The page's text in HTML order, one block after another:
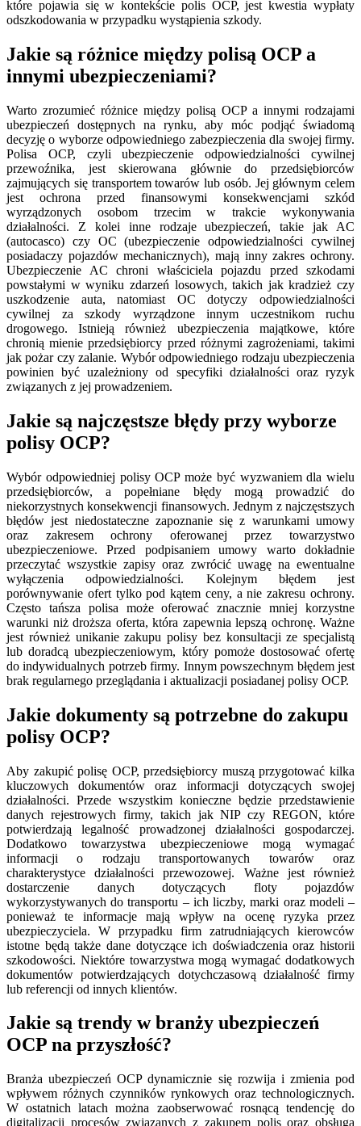
które pojawia się w kontekście polis OCP, jest kwestia wypłaty
odszkodowania w przypadku wystąpienia szkody.
Jakie są różnice między polisą OCP a
innymi ubezpieczeniami?
Warto zrozumieć różnice między polisą OCP a innymi rodzajami
ubezpieczeń dostępnych na rynku, aby móc podjąć świadomą
decyzję o wyborze odpowiedniego zabezpieczenia dla swojej firmy.
Polisa OCP, czyli ubezpieczenie odpowiedzialności cywilnej
przewoźnika, jest skierowana głównie do przedsiębiorców
zajmujących się transportem towarów lub osób. Jej głównym celem
jest ochrona przed finansowymi konsekwencjami szkód
wyrządzonych osobom trzecim w trakcie wykonywania
działalności. Z kolei inne rodzaje ubezpieczeń, takie jak AC
(autocasco) czy OC (ubezpieczenie odpowiedzialności cywilnej
posiadaczy pojazdów mechanicznych), mają inny zakres ochrony.
Ubezpieczenie AC chroni właściciela pojazdu przed szkodami
powstałymi w wyniku zdarzeń losowych, takich jak kradzież czy
uszkodzenie auta, natomiast OC dotyczy odpowiedzialności
cywilnej za szkody wyrządzone innym uczestnikom ruchu
drogowego. Istnieją również ubezpieczenia majątkowe, które
chronią mienie przedsiębiorcy przed różnymi zagrożeniami, takimi
jak pożar czy zalanie. Wybór odpowiedniego rodzaju ubezpieczenia
powinien być uzależniony od specyfiki działalności oraz ryzyk
związanych z jej prowadzeniem.
Jakie są najczęstsze błędy przy wyborze
polisy OCP?
Wybór odpowiedniej polisy OCP może być wyzwaniem dla wielu
przedsiębiorców, a popełniane błędy mogą prowadzić do
niekorzystnych konsekwencji finansowych. Jednym z najczęstszych
błędów jest niedostateczne zapoznanie się z warunkami umowy
oraz zakresem ochrony oferowanej przez towarzystwo
ubezpieczeniowe. Przed podpisaniem umowy warto dokładnie
przeczytać wszystkie zapisy oraz zwrócić uwagę na ewentualne
wyłączenia odpowiedzialności. Kolejnym błędem jest
porównywanie ofert tylko pod kątem ceny, a nie zakresu ochrony.
Często tańsza polisa może oferować znacznie mniej korzystne
warunki niż droższa oferta, która zapewnia lepszą ochronę. Ważne
jest również unikanie zakupu polisy bez konsultacji ze specjalistą
lub doradcą ubezpieczeniowym, który pomoże dostosować ofertę
do indywidualnych potrzeb firmy. Innym powszechnym błędem jest
brak regularnego przeglądania i aktualizacji posiadanej polisy OCP.
Jakie dokumenty są potrzebne do zakupu
polisy OCP?
Aby zakupić polisę OCP, przedsiębiorcy muszą przygotować kilka
kluczowych dokumentów oraz informacji dotyczących swojej
działalności. Przede wszystkim konieczne będzie przedstawienie
danych rejestrowych firmy, takich jak NIP czy REGON, które
potwierdzają legalność prowadzonej działalności gospodarczej.
Dodatkowo towarzystwa ubezpieczeniowe mogą wymagać
informacji o rodzaju transportowanych towarów oraz
charakterystyce działalności przewozowej. Ważne jest również
dostarczenie danych dotyczących floty pojazdów
wykorzystywanych do transportu – ich liczby, marki oraz modeli –
ponieważ te informacje mają wpływ na ocenę ryzyka przez
ubezpieczyciela. W przypadku firm zatrudniających kierowców
istotne będą także dane dotyczące ich doświadczenia oraz historii
szkodowości. Niektóre towarzystwa mogą wymagać dodatkowych
dokumentów potwierdzających dotychczasową działalność firmy
lub referencji od innych klientów.
Jakie są trendy w branży ubezpieczeń
OCP na przyszłość?
Branża ubezpieczeń OCP dynamicznie się rozwija i zmienia pod
wpływem różnych czynników rynkowych oraz technologicznych.
W ostatnich latach można zaobserwować rosnącą tendencję do
digitalizacji procesów związanych z zakupem polis oraz obsługą